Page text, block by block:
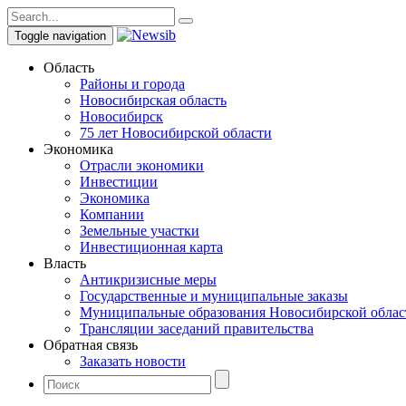
Toggle navigation
Область
Районы и города
Новосибирская область
Новосибирск
75 лет Новосибирской области
Экономика
Отрасли экономики
Инвестиции
Экономика
Компании
Земельные участки
Инвестиционная карта
Власть
Антикризисные меры
Государственные и муниципальные заказы
Муниципальные образования Новосибирской
Трансляции заседаний правительства
Обратная связь
Заказать новости